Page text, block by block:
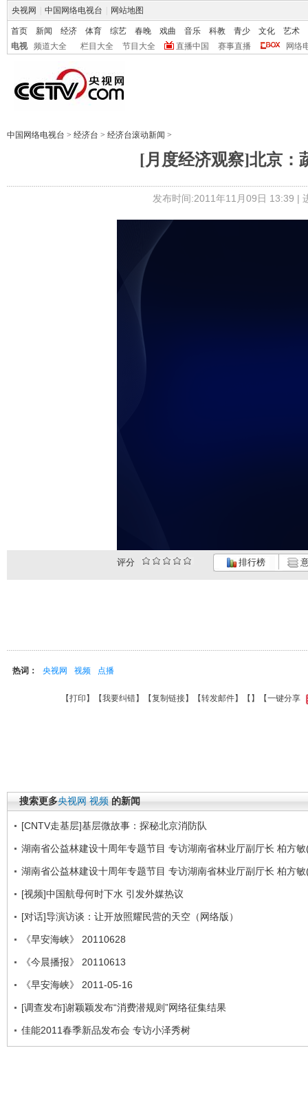
央视网 中国网络电视台 网站地图
首页 新闻 经济 体育 综艺 春晚 戏曲 音乐 科教 青少 文化
艺术
电视
频道大全 栏目大全 节目大全 直播中国 赛事直播 网络
中国网络电视台 > 经济台 > 经济台滚动新闻 >
[月度经济观察]北京：
发布时间:2011年11月09日 13:39 |
评分 排行榜
热词： 央视网 视频 点播
【打印 】【我要纠错】【复制链接】【转发邮件】【 】 【一键分享
搜索更多央视网 视频 的新闻
[CNTV走基层]基层微故事：探秘北京消防队
湖南省公益林建设十周年专题节目 专访湖南省林业厅副厅长 柏方
湖南省公益林建设十周年专题节目 专访湖南省林业厅副厅长 柏方
[视频]中国航母何时下水 引发外媒热议
[对话]导演访谈：让开放照耀民营的天空（网络版）
《早安海峡》 20110628
《今晨播报》 20110613
《早安海峡》 2011-05-16
[调查发布]谢颖颖发布“消费潜规则”网络征集结果
佳能2011春季新品发布会 专访小泽秀树